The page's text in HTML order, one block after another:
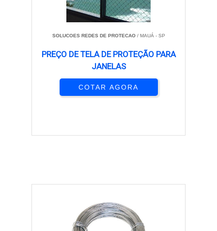
SOLUCOES REDES DE PROTECAO/ MAUÁ - SP
PREÇO DE TELA DE PROTEÇÃO PARA
JANELAS
COTAR AGORA